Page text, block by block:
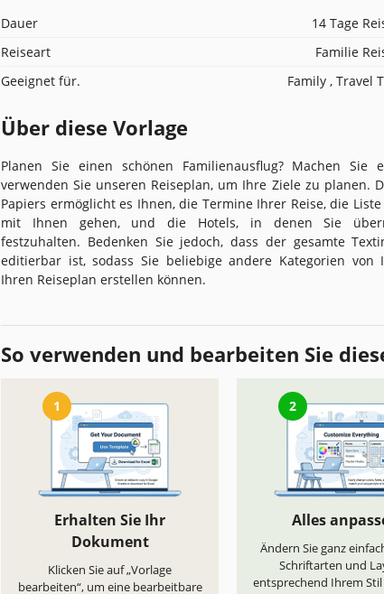
Dauer
14 Tage
Reiseart
Familie
Geeignet für.
Family , Travel
Über diese Vorlage
Planen Sie einen schönen Familienausflug? Machen Sie
verwenden Sie unseren Reiseplan, um Ihre Ziele zu planen.
Papiers ermöglicht es Ihnen, die Termine Ihrer Reise, die
mit Ihnen gehen, und die Hotels, in denen Sie
festzuhalten. Bedenken Sie jedoch, dass der gesamte
editierbar ist, sodass Sie beliebige andere Kategorien von
Ihren Reiseplan erstellen können.
So verwenden und bearbeiten Sie
1
Erhalten Sie Ihr
Dokument
Klicken Sie auf „Vorlage
bearbeiten“, um eine bearbeitbare
2
Alles
Ändern Sie ganz
Schriftarten und
entsprechend Ihrem